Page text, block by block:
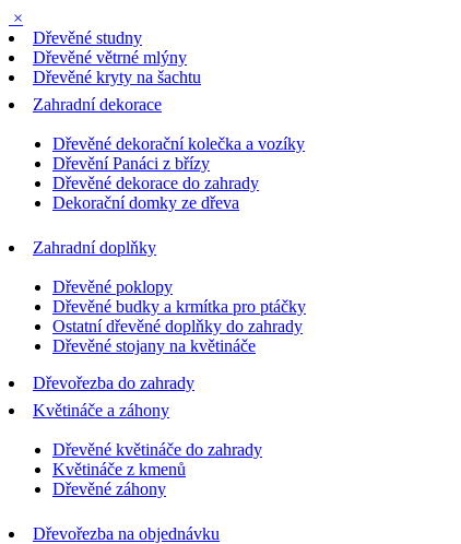
×
Dřevěné studny
Dřevěné větrné mlýny
Dřevěné kryty na šachtu
Zahradní dekorace
Dřevěné dekorační kolečka a vozíky
Dřevění Panáci z břízy
Dřevěné dekorace do zahrady
Dekorační domky ze dřeva
Zahradní doplňky
Dřevěné poklopy
Dřevěné budky a krmítka pro ptáčky
Ostatní dřevěné doplňky do zahrady
Dřevěné stojany na květináče
Dřevořezba do zahrady
Květináče a záhony
Dřevěné květináče do zahrady
Květináče z kmenů
Dřevěné záhony
Dřevořezba na objednávku